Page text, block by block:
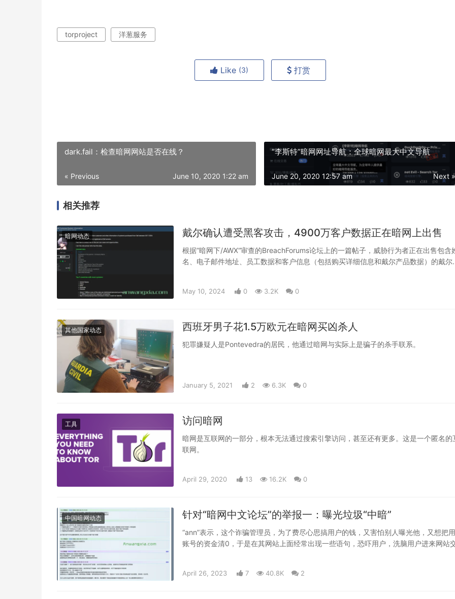
torproject 洋葱服务
Like (3) 打赏
dark.fail：检查暗网网站是否在线？
« Previous June 10, 2020 1:22 am
“李斯特”暗网网址导航：全球暗网最大中文导航
Next »
June 20, 2020 12:57 am
相关推荐
暗网动态 戴尔确认遭受黑客攻击，4900万客户数据正在暗网上出售
根据”暗网下/AWX“审查的BreachForums论坛上的一篇帖子，威胁行为者正在出售包含
名、电子邮件地址、员工数据和客户信息（包括购买详细信息和戴尔产品数据）的戴尔
May 10, 2024 0 3.2K 0
其他国家动态 西班牙男子花1.5万欧元在暗网买凶杀人
犯罪嫌疑人是Pontevedra的居民，他通过暗网与实际上是骗子的杀手联系。
January 5, 2021 2 6.3K 0
工具 访问暗网
暗网是互联网的一部分，根本无法通过搜索引擎访问，甚至还有更多。这是一个匿名的
联网。
April 29, 2020 13 16.2K 0
中国暗网动态 针对“暗网中文论坛”的举报一：曝光垃圾“中暗”
“ann”表示，这个诈骗管理员，为了费尽心思搞用户的钱，又害怕别人曝光他，又想把
账号的资金清0，于是在其网站上面经常出现一些语句，恐吓用户，洗脑用户进来网站
April 26, 2023 7 40.8K 2